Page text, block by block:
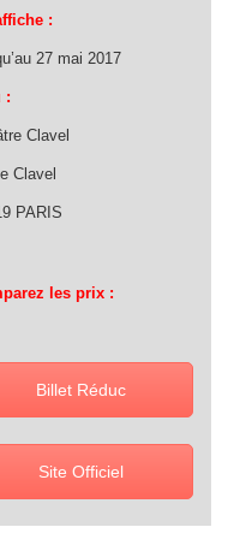
:
27 mai 2017
:
Clavel
Clavel
PARIS
les prix :
Billet Réduc
Site Officiel